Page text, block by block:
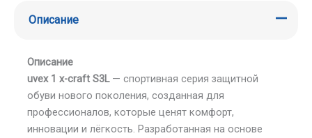
Описание
Описание
uvex 1 x-craft S3L— спортивная серия защитной
обуви нового поколения, созданная для
профессионалов, которые ценят комфорт,
инновации и лёгкость. Разработанная на основе